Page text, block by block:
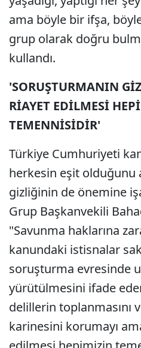
ama böyle bir ifşa, böyle
grup olarak doğru
kullandı.
'SORUŞTURMANIN
RİAYET EDİLMESİ
TEMENNİSİDİR'
Türkiye Cumhuriyeti
herkesin eşit olduğunu
gizliğinin de önemine
Grup Başkanvekili
"Savunma haklarına
kanundaki istisnalar
soruşturma evresinde
yürütülmesini ifade
delillerin toplanmasını
karinesini korumayı